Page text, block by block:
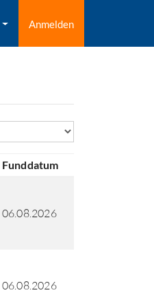
Anmelden
Funddatum
06.08.2026
06.08.2026